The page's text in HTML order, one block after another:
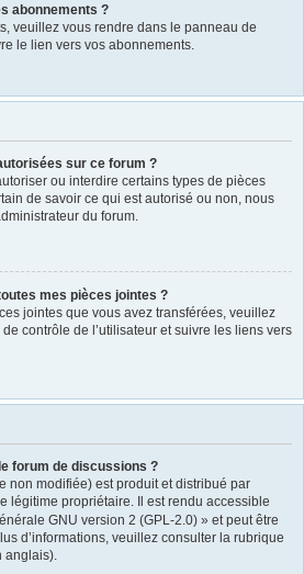
abonnements ?
veuillez vous rendre dans le panneau de
le lien vers vos abonnements.
sur ce forum ?
ou interdire certains types de pièces
de savoir ce qui est autorisé ou non, nous
du forum.
mes pièces jointes ?
jointes que vous avez transférées, veuillez
contrôle de l’utilisateur et suivre les liens vers
forum de discussions ?
non modifiée) est produit et distribué par
légitime propriétaire. Il est rendu accessible
GNU version 2 (GPL-2.0) » et peut être
d’informations, veuillez consulter la rubrique
anglais).